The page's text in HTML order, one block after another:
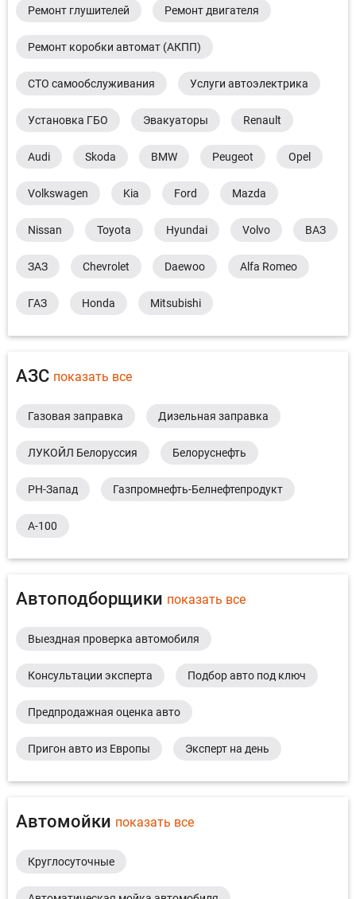
Ремонт глушителей Ремонт двигателя
Ремонт коробки автомат (АКПП)
СТО самообслуживания Услуги автоэлектрика
Установка ГБО Эвакуаторы Renault
Audi Skoda BMW Peugeot Opel
Volkswagen Kia Ford Mazda
Nissan Toyota Hyundai Volvo ВАЗ
ЗАЗ Chevrolet Daewoo Alfa Romeo
ГАЗ Honda Mitsubishi
АЗС показать все
Газовая заправка Дизельная заправка
ЛУКОЙЛ Белоруссия Белоруснефть
РН-Запад Газпромнефть-Белнефтепродукт
А-100
Автоподборщики показать все
Выездная проверка автомобиля
Консультации эксперта Подбор авто под ключ
Предпродажная оценка авто
Пригон авто из Европы Эксперт на день
Автомойки показать все
Круглосуточные